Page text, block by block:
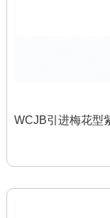
WCJB引进梅花型